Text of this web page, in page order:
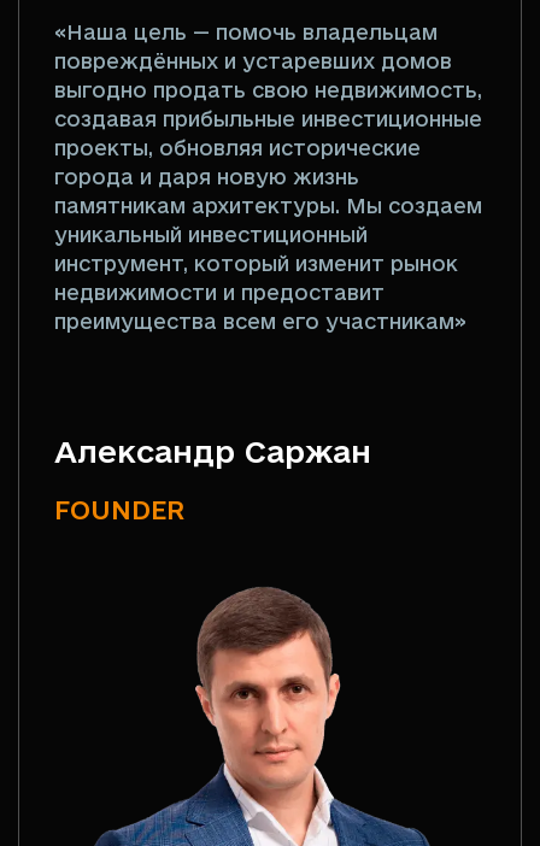
«Наша цель — помочь владельцам
повреждённых и устаревших домов
выгодно продать свою недвижимость,
создавая прибыльные инвестиционные
проекты, обновляя исторические
города и даря новую жизнь
памятникам архитектуры. Мы создаем
уникальный инвестиционный
инструмент, который изменит рынок
недвижимости и предоставит
преимущества всем его участникам»
Александр Саржан
FOUNDER